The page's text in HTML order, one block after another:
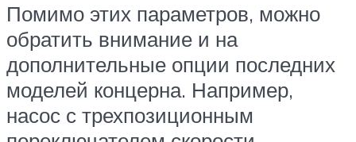
Помимо этих параметров, можно
обратить внимание и на
дополнительные опции последних
моделей концерна. Например,
насос с трехпозиционным